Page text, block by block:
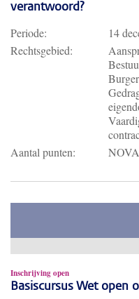
verantwoord?
Periode:
14
Rechtsgebied:
Aantal punten:
Inschrijving open
Basiscursus Wet open